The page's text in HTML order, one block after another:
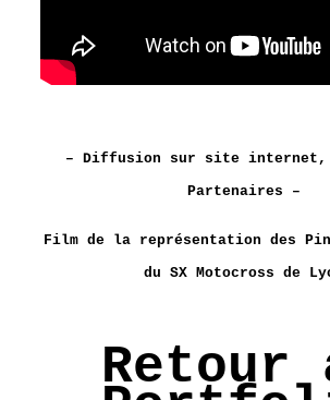
– Diffusion sur site internet,
Partenaires –
Film de la représentation des
du SX Motocross de
Retour